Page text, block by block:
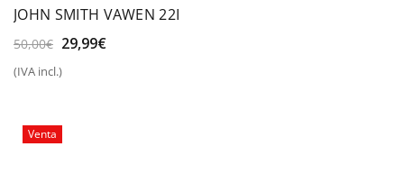
JOHN SMITH VAWEN 22I
50,00€ El
original
29,99€El
(IVA incl.)
Venta